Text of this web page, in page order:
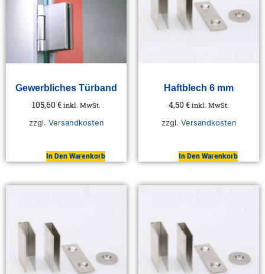
Gewerbliches Türband
105,60€ inkl. MwSt.
zzgl. Versandkosten
In Den Warenkorb
Haftblech 6 mm
4,50€ inkl. MwSt.
zzgl. Versandkosten
In Den Warenkorb